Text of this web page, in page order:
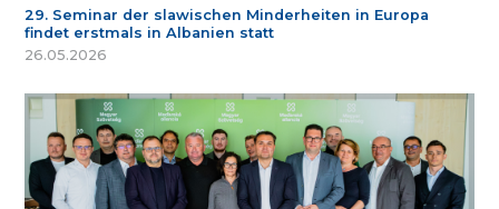
29. Seminar der slawischen Minderheiten in Europa
findet erstmals in Albanien statt
26.05.2026